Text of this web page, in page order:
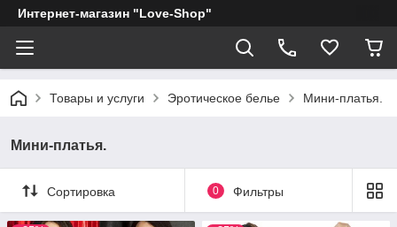
Интернет-магазин "Love-Shop"
Товары и услуги Эротическое белье Мини-платья.
Мини-платья.
Сортировка 0 Фильтры